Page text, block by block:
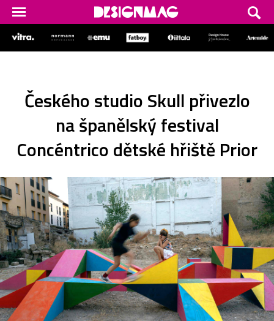
Českého studio Skull přivezlo
na španělský festival
Concéntrico dětské hřiště Prior